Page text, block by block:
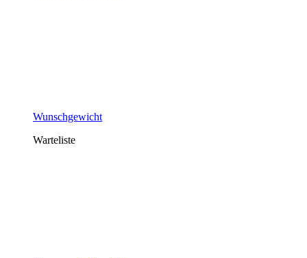
Wunschgewicht
Warteliste